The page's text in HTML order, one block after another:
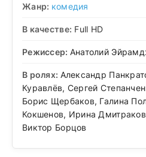
Жанр: комедия
В качестве: Full HD
Режиссер: Анатолий
В ролях: Александр
Куравлёв, Сергей
Борис Щербаков, Галина
Кокшенов, Ирина
Виктор Борцов